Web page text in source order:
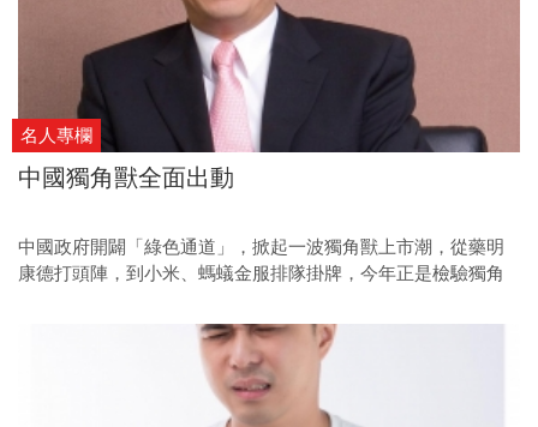
名人專欄
中國獨角獸全面出動
中國政府開闢「綠色通道」，掀起一波獨角獸上市潮，從藥明
康德打頭陣，到小米、螞蟻金服排隊掛牌，今年正是檢驗獨角